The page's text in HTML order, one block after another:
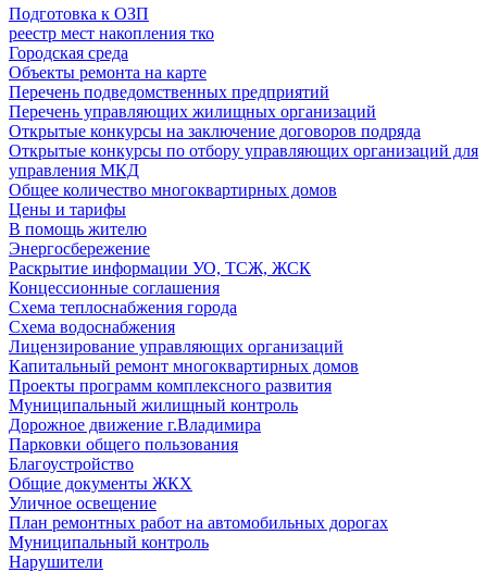
Подготовка к ОЗП
реестр мест накопления тко
Городская среда
Объекты ремонта на карте
Перечень подведомственных предприятий
Перечень управляющих жилищных организаций
Открытые конкурсы на заключение договоров подряда
Открытые конкурсы по отбору управляющих организаций для
управления МКД
Общее количество многоквартирных домов
Цены и тарифы
В помощь жителю
Энергосбережение
Раскрытие информации УО, ТСЖ, ЖСК
Концессионные соглашения
Схема теплоснабжения города
Схема водоснабжения
Лицензирование управляющих организаций
Капитальный ремонт многоквартирных домов
Проекты программ комплексного развития
Муниципальный жилищный контроль
Дорожное движение г.Владимира
Парковки общего пользования
Благоустройство
Общие документы ЖКХ
Уличное освещение
План ремонтных работ на автомобильных дорогах
Муниципальный контроль
Нарушители